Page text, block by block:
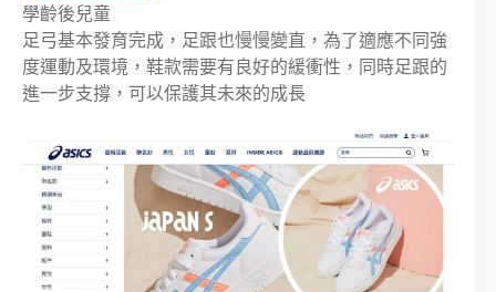
學齡後兒童
足弓基本發育完成，足跟也慢慢變直，為了適應不同強
度運動及環境，鞋款需要有良好的緩衝性，同時足跟的
進一步支撐，可以保護其未來的成長